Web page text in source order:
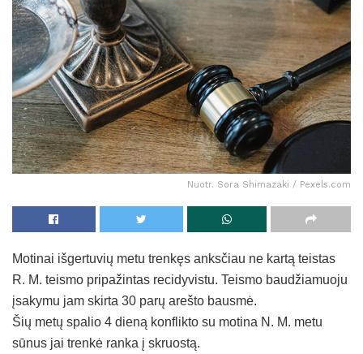
Nuotr. Sora Shimazaki / Pexels.com
Motinai išgertuvių metu trenkęs anksčiau ne kartą teistas
R. M. teismo pripažintas recidyvistu. Teismo baudžiamuoju
įsakymu jam skirta 30 parų arešto bausmė.
Šių metų spalio 4 dieną konflikto su motina N. M. metu
sūnus jai trenkė ranka į skruostą.